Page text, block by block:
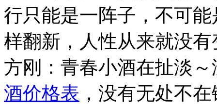
行只能是一阵子，不可
样翻新，人性从来就没
方刚：青春小酒在扯淡
酒价格表 ，没有无处不